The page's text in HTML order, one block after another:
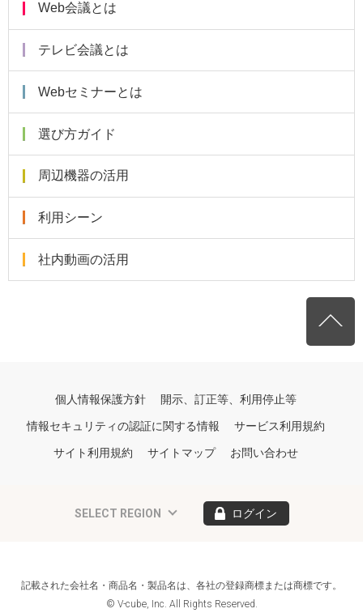
Web会議とは
テレビ会議とは
Webセミナーとは
選び方ガイド
周辺機器の活用
利用シーン
社内動画の活用
個人情報保護方針 開示、訂正等、利用停止等
情報セキュリティの認証に関する情報 サービス利用規約
サイト利用規約 サイトマップ お問い合わせ
SELECT REGION ログイン
記載された会社名・商品名・製品名は、各社の登録商標または商標です。
© V-cube, Inc. All Rights Reserved.